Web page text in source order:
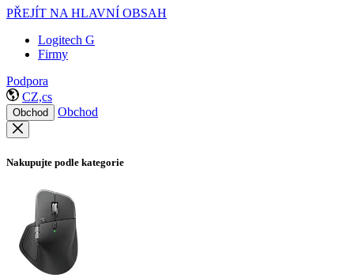
PŘEJÍT NA HLAVNÍ OBSAH
Logitech G
Firmy
Podpora
CZ,cs
Obchod Obchod
Nakupujte podle kategorie